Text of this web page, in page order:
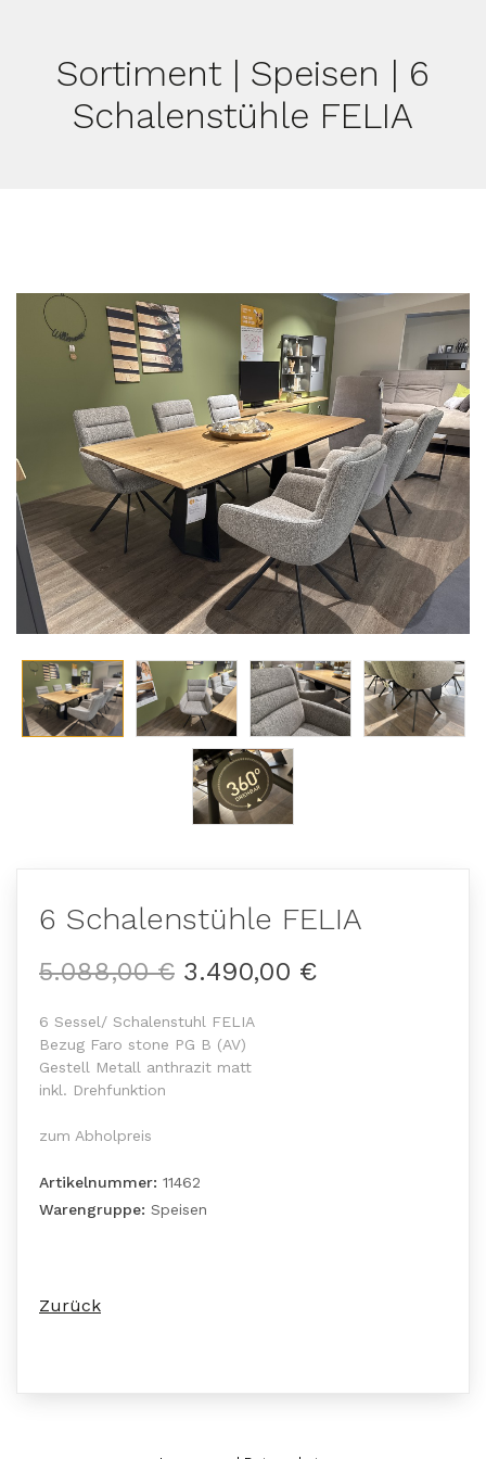
Sortiment | Speisen | 6
Schalenstühle FELIA
6 Schalenstühle FELIA
5.088,00 € 3.490,00 €
6 Sessel/ Schalenstuhl FELIA
Bezug Faro stone PG B (AV)
Gestell Metall anthrazit matt
inkl. Drehfunktion
zum Abholpreis
Artikelnummer: 11462
Warengruppe: Speisen
Zurück